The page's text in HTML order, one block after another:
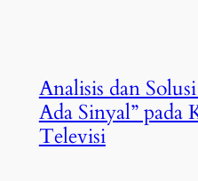
Analisis dan
Ada Sinyal”
Televisi